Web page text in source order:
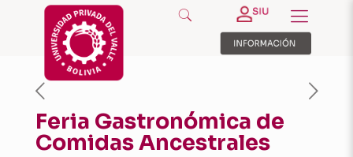
Feria Gastronómica de
Comidas Ancestrales